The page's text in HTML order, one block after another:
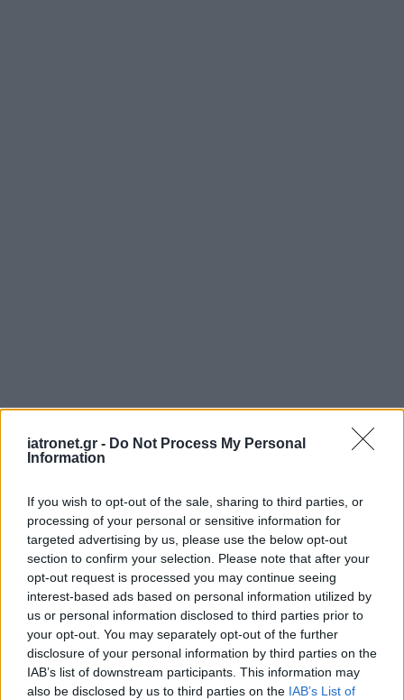
iatronet.gr - Do Not Process My Personal
Information
If you wish to opt-out of the sale, sharing to third parties, or
processing of your personal or sensitive information for
targeted advertising by us, please use the below opt-out
section to confirm your selection. Please note that after your
opt-out request is processed you may continue seeing
interest-based ads based on personal information utilized by
us or personal information disclosed to third parties prior to
your opt-out. You may separately opt-out of the further
disclosure of your personal information by third parties on the
IAB’s list of downstream participants. This information may
also be disclosed by us to third parties on the IAB’s List of